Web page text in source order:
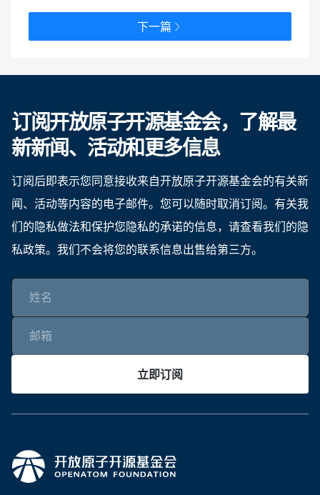
下一篇
订阅开放原子开源基金会，了解最
新新闻、活动和更多信息
订阅后即表示您同意接收来自开放原子开源基金会的有关新
闻、活动等内容的电子邮件。您可以随时取消订阅。有关我
们的隐私做法和保护您隐私的承诺的信息，请查看我们的隐
私政策。我们不会将您的联系信息出售给第三方。
立即订阅